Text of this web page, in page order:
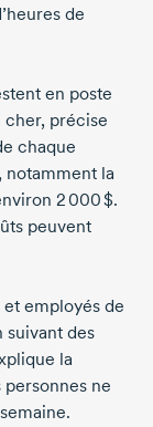
de
en poste
cher, précise
chaque
notamment la
2 000 $.
peuvent
employés de
suivant des
la
ne